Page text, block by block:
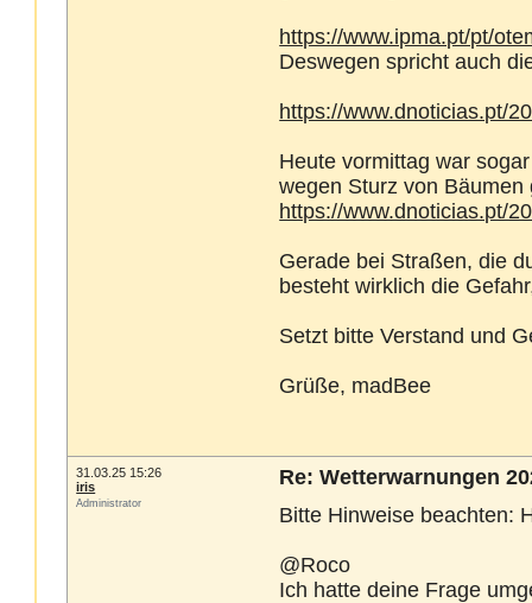
https://www.ipma.pt/pt/
Deswegen spricht auch
https://www.dnoticias.pt/
Heute vormittag war
wegen Sturz von
https://www.dnoticias.pt/
Gerade bei Straßen, die
besteht wirklich die
Setzt bitte Verstand und
Grüße, madBee
31.03.25 15:26
iris
Administrator
Re: Wetterwarnungen
Bitte Hinweise beachten:
@Roco
Ich hatte deine Frage